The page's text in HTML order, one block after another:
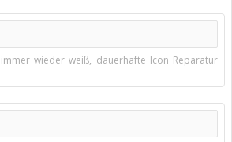
wieder weiß, dauerhafte Icon Reparatur